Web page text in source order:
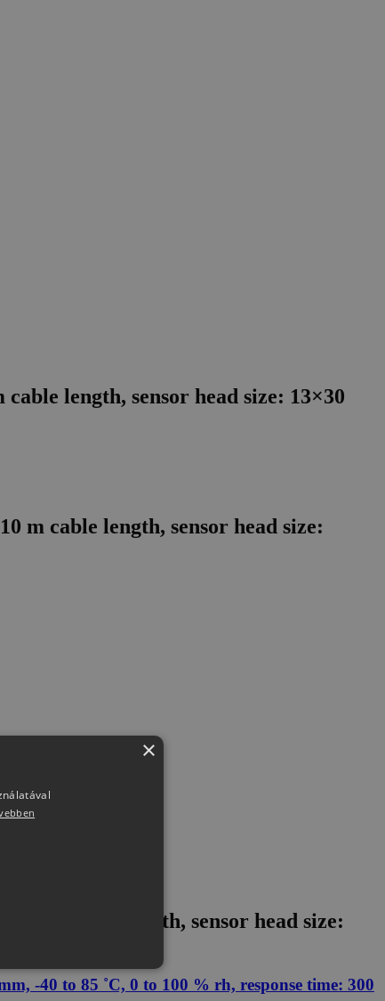
length, sensor head size: 13×30
m cable length, sensor head size:
m cable length, sensor head size:
-40 to 85 ˚C, 0 to 100 % rh, response time: 300
×